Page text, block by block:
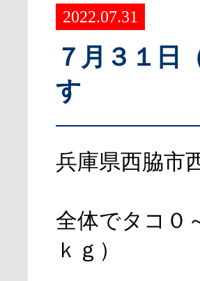
2022.07.31
７月３１日
す
兵庫県西脇市
全体でタコ０
ｋｇ）